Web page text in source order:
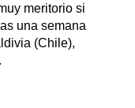
meritorio si
una semana
(Chile),